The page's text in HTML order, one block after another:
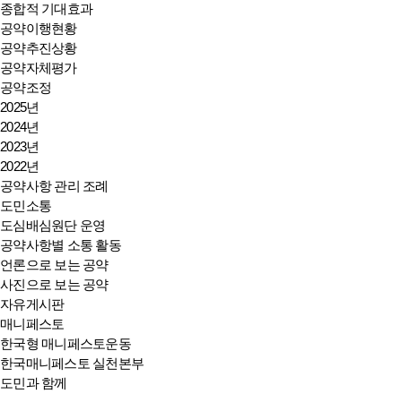
종합적 기대효과
공약이행현황
공약추진상황
공약자체평가
공약조정
2025년
2024년
2023년
2022년
공약사항 관리 조례
도민소통
도심배심원단 운영
공약사항별 소통 활동
언론으로 보는 공약
사진으로 보는 공약
자유게시판
매니페스토
한국형 매니페스토운동
한국매니페스토 실천본부
도민과 함께